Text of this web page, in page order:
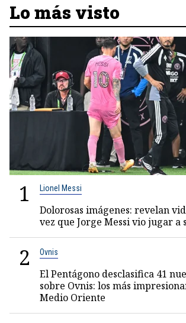
Lo más visto
1 Lionel Messi
Dolorosas imágenes: revelan
vez que Jorge Messi vio jugar
2 Ovnis
El Pentágono desclasifica 41
sobre Ovnis: los más
Medio Oriente